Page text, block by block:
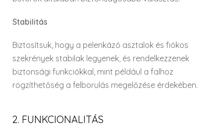
Stabilitás
Biztosítsuk, hogy a pelenkázó asztalok és fiókos
szekrények stabilak legyenek, és rendelkezzenek
biztonsági funkciókkal, mint például a falhoz
rögzíthetőség a felborulás megelőzése érdekében.
2. FUNKCIONALITÁS